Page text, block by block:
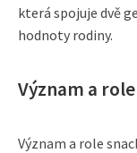
která spojuje dvě
hodnoty rodiny.
Význam a
Význam a role